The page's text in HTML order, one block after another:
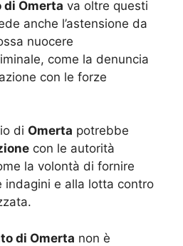
Omerta va oltre questi
anche l’astensione da
nuocere
come la denuncia
con le forze
di Omerta potrebbe
con le autorità
la volontà di fornire
indagini e alla lotta contro
di Omerta non è